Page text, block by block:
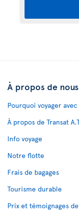
À propos de nous
Pourquoi voyager
À propos de Transat
Info voyage
Notre flotte
Frais de bagages
Tourisme durable
Prix et témoignages